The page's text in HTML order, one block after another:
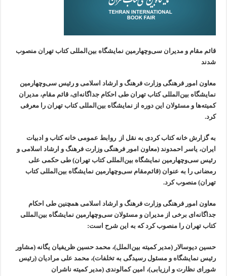
قائم مقام و مدیران سی‌وچهارمین نمایشگاه بین‌المللی کتاب تهران منصوب
شدند
معاون امور فرهنگی وزارت فرهنگ و ارشاد اسلامی و رئیس سی‌وچهارمین
نمایشگاه بین‌المللی کتاب تهران طی احکام جداگانه‌ای، قائم مقام، مدیران
کمیته‌ها و مسئولان این دوره از نمایشگاه بین‌المللی کتاب تهران را معرفی
کرد.
به گزارش خانه کتاب کردی به نقل از روابط عمومی خانه کتاب و ادبیات
ایران، یاسر احمدوند (معاون امور فرهنگی وزارت فرهنگ و ارشاد اسلامی و
رئیس سی‌و‌چهارمین نمایشگاه بین‌المللی کتاب تهران) طی حکمی علی
رمضانی را به عنوان (قائم‌مقام سی‌وچهارمین نمایشگاه بین‌المللی کتاب
تهران) منصوب کرد.
معاون امور فرهنگی وزارت فرهنگ و ارشاد اسلامی همچنین طی احکام
جداگانه‌ای برخی از مدیران و مسئولان سی‌وچهارمین نمایشگاه بین‌المللی
کتاب تهران را منصوب کرد که به این شرح است:
حسین دیوسالار (مدیر کمیته بین‌الملل)، محمد حسین ظریفیان یگانه (مشاور
رئیس نمایشگاه و مسئول رسیدگی به تخلفات)، محمد علی مرادیان (رئیس
شورای نظارت و ارزیابی)، امین کمالوندی (مدیر کمیته ناشران